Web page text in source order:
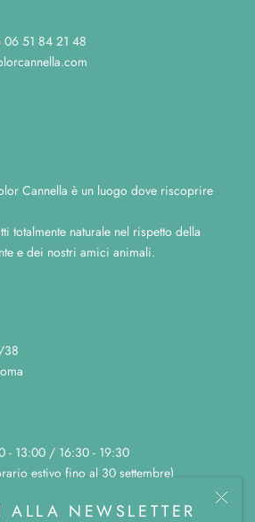
ALLA NEWSLETTER
06 51 84 21 48
Cannella è un luogo dove riscoprire
totalmente naturale nel rispetto della
e dei nostri amici animali.
38
- 13:00 / 16:30 - 19:30
estivo fino al 30 settembre)